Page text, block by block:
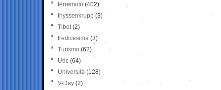
terremoto (402)
thyssenkrupp (3)
Tibet(2)
tredicesima (3)
Turismo (62)
Udc (64)
Università (128)
V-Day (2)